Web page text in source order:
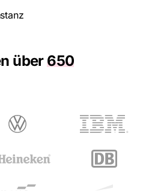
über650